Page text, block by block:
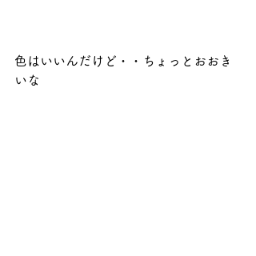
色はいいんだけど・・ちょっとおおき
いな